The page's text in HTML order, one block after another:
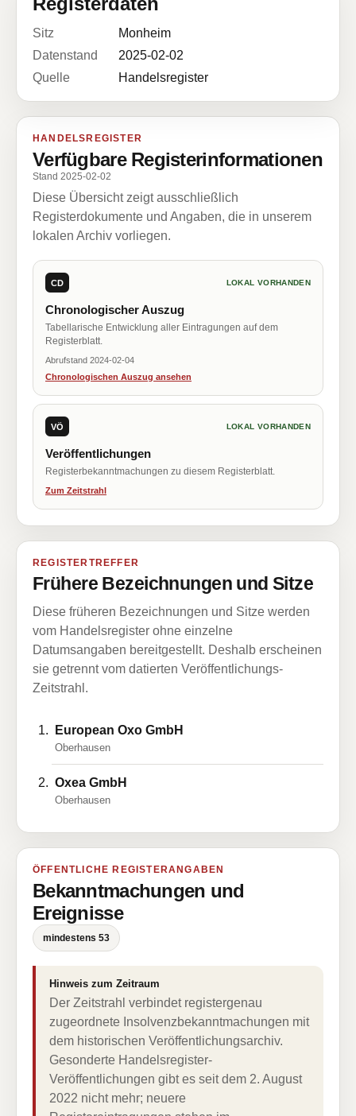
Sitz
Monheim
Datenstand
2025-02-02
Quelle
Handelsregister
HANDELSREGISTER
Verfügbare Registerinformationen
Stand 2025-02-02
Diese Übersicht zeigt ausschließlich
Registerdokumente und Angaben, die in unserem
lokalen Archiv vorliegen.
CD LOKAL VORHANDEN
Chronologischer Auszug
Tabellarische Entwicklung aller Eintragungen auf dem
Registerblatt.
Abrufstand 2024-02-04
Chronologischen Auszug ansehen
VÖ LOKAL VORHANDEN
Veröffentlichungen
Registerbekanntmachungen zu diesem Registerblatt.
Zum Zeitstrahl
REGISTERTREFFER
Frühere Bezeichnungen und Sitze
Diese früheren Bezeichnungen und Sitze werden
vom Handelsregister ohne einzelne
Datumsangaben bereitgestellt. Deshalb erscheinen
sie getrennt vom datierten Veröffentlichungs-
Zeitstrahl.
European Oxo GmbH
Oberhausen
Oxea GmbH
Oberhausen
ÖFFENTLICHE REGISTERANGABEN
Bekanntmachungen und
Ereignisse
mindestens 53
Hinweis zum Zeitraum
Der Zeitstrahl verbindet registergenau
zugeordnete Insolvenzbekanntmachungen mit
dem historischen Veröffentlichungsarchiv.
Gesonderte Handelsregister-
Veröffentlichungen gibt es seit dem 2. August
2022 nicht mehr; neuere